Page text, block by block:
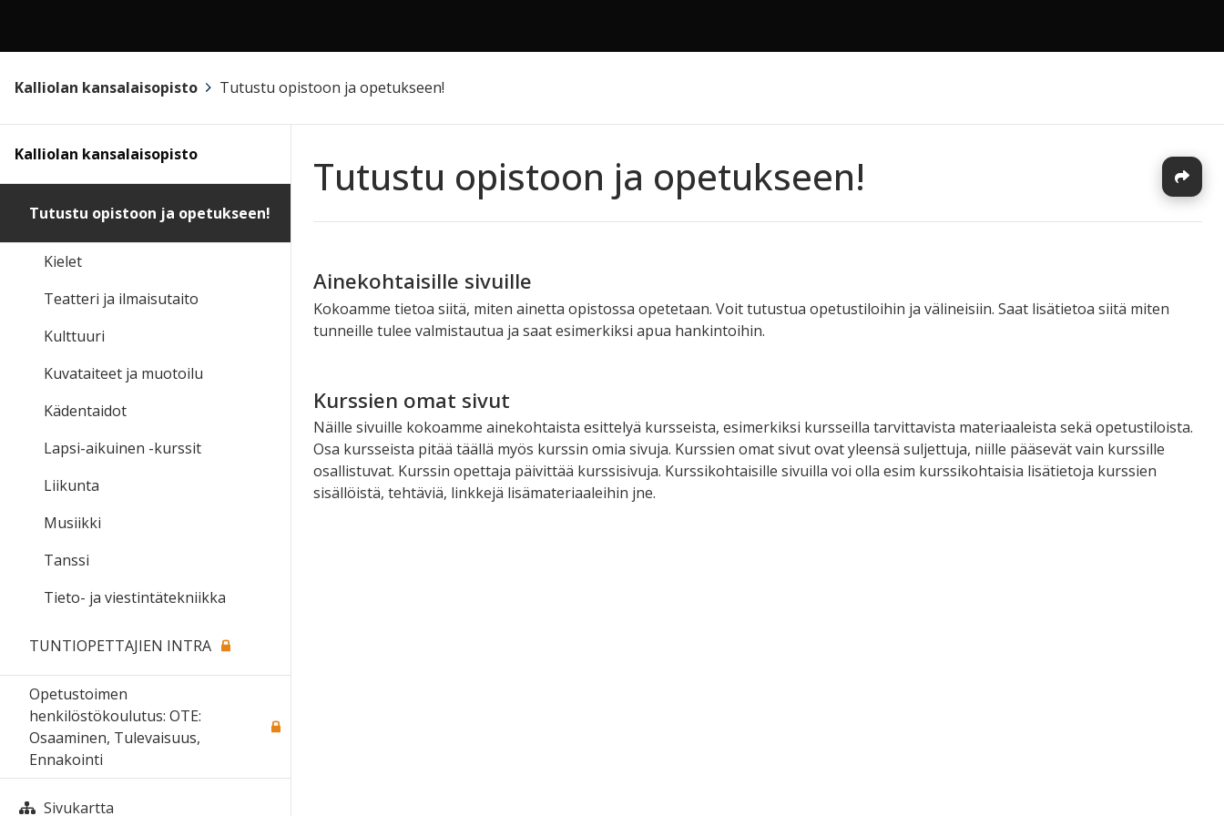
Kalliolan kansalaisopisto Tutustu opistoon ja opetukseen!
Tutustu opistoon ja opetukseen!
Ainekohtaisille sivuille
Kokoamme tietoa siitä, miten ainetta opistossa opetetaan. Voit tutustua opetustiloihin ja välineisiin. Saat lisätietoa siitä miten
tunneille tulee valmistautua ja saat esimerkiksi apua hankintoihin.
Kurssien omat sivut
Näille sivuille kokoamme ainekohtaista esittelyä kursseista, esimerkiksi kursseilla tarvittavista materiaaleista sekä opetustiloista.
Osa kursseista pitää täällä myös kurssin omia sivuja. Kurssien omat sivut ovat yleensä suljettuja, niille pääsevät vain kurssille
osallistuvat. Kurssin opettaja päivittää kurssisivuja. Kurssikohtaisille sivuilla voi olla esim kurssikohtaisia lisätietoja kurssien
sisällöistä, tehtäviä, linkkejä lisämateriaaleihin jne.
Kalliolan kansalaisopisto
Tutustu opistoon ja opetukseen!
Kielet
Teatteri ja ilmaisutaito
Kulttuuri
Kuvataiteet ja muotoilu
Kädentaidot
Lapsi-aikuinen -kurssit
Liikunta
Musiikki
Tanssi
Tieto- ja viestintätekniikka
TUNTIOPETTAJIEN INTRA
Opetustoimen
henkilöstökoulutus: OTE:
Osaaminen, Tulevaisuus,
Ennakointi
Sivukartta